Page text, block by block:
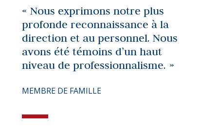
« Nous exprimons notre plus
profonde reconnaissance à la
direction et au personnel. Nous
avons été témoins d’un haut
niveau de professionnalisme. »
MEMBRE DE FAMILLE